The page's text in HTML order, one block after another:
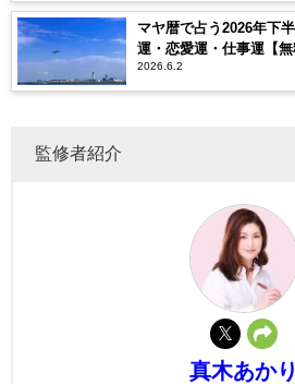
マヤ暦で占う2026年下
運・恋愛運・仕事運【無
2026.6.2
監修者紹介
真木あかり